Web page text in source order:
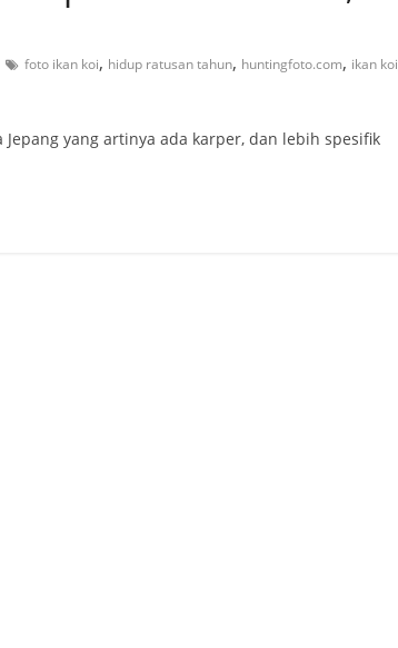
foto ikan koi, hidup ratusan tahun, huntingfoto.com, ikan koi
Jepang yang artinya ada karper, dan lebih spesifik